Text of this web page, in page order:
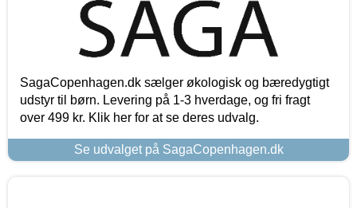
SagaCopenhagen.dk sælger økologisk og bæredygtigt
udstyr til børn. Levering på 1-3 hverdage, og fri fragt
over 499 kr. Klik her for at se deres udvalg.
Se udvalget på SagaCopenhagen.dk